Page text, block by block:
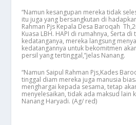
“Namun kesangupan mereka tidak
itu juga yang bersangkutan di
Rahman Pjs Kepala Desa Baroqah
Kuasa LBH. HAPI di rumahnya, Serta
kedatanganya, mereka langsung
kedatangannya untuk bekomitmen
persil yang tertinggal,”jelas Nanang.
“Namun Saipul Rahman Pjs,Kades
tinggal diam mereka juga manusia
menghargai kepada sesama, tetap
menyelesaikan, tidak ada maksud lain
Nanang Haryadi. (Ag/ red)